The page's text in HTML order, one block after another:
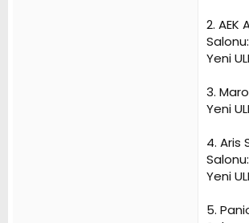
2. AEK
Yeni
3.
Yeni
4. Aris
Yeni
5.